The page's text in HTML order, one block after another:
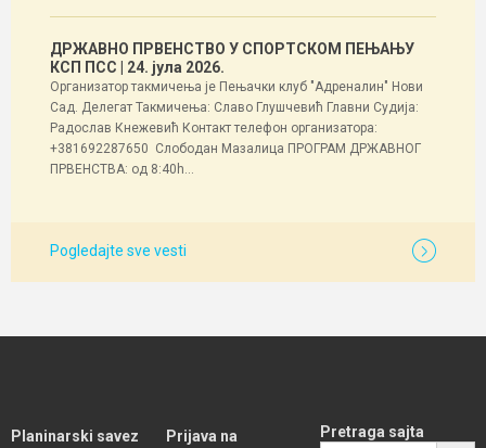
ДРЖАВНО ПРВЕНСТВО У СПОРТСКОМ ПЕЊАЊУ
КСП ПСС
| 24. јула 2026.
Организатор такмичења је Пењачки клуб "Адреналин" Нови
Сад. Делегат Такмичења: Славо Глушчевић Главни Судија:
Радослав Кнежевић Контакт телефон организатора:
+381692287650 Слободан Мазалица ПРОГРАМ ДРЖАВНОГ
ПРВЕНСТВА: од 8:40h...
Pogledajte sve vesti
Planinarski savez
Prijava na
Pretraga sajta
SEARCH